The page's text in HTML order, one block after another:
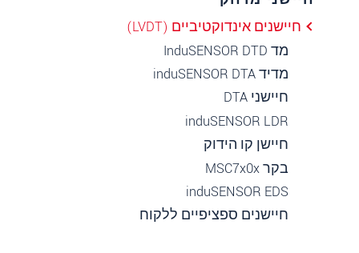
חיישנים אינדוקטיביים (LVDT)
מד InduSENSOR DTD
מדיד induSENSOR DTA
חיישני DTA
induSENSOR LDR
חיישן קו הידוק
בקר MSC7x0x
induSENSOR EDS
חיישנים ספציפיים ללקוח